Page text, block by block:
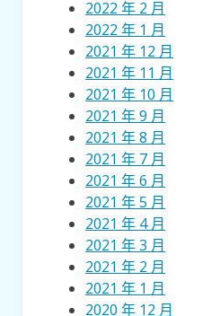
2022 年 2 月
2022 年 1 月
2021 年 12 月
2021 年 11 月
2021 年 10 月
2021 年 9 月
2021 年 8 月
2021 年 7 月
2021 年 6 月
2021 年 5 月
2021 年 4 月
2021 年 3 月
2021 年 2 月
2021 年 1 月
2020 年 12 月